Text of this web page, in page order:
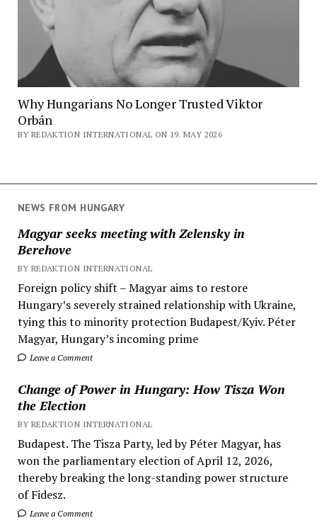
NEWS FROM HUNGARY
Magyar seeks meeting with Zelensky in
Berehove
BY REDAKTION INTERNATIONAL
Foreign policy shift – Magyar aims to restore
Hungary’s severely strained relationship with Ukraine,
tying this to minority protection Budapest/Kyiv. Péter
Magyar, Hungary’s incoming prime
Leave a Comment
Change of Power in Hungary: How Tisza Won
the Election
BY REDAKTION INTERNATIONAL
Budapest. The Tisza Party, led by Péter Magyar, has
won the parliamentary election of April 12, 2026,
thereby breaking the long-standing power structure
of Fidesz.
Leave a Comment
Why Hungarians No Longer Trusted Viktor
Orbán
BY REDAKTION INTERNATIONAL ON 19. MAY 2026